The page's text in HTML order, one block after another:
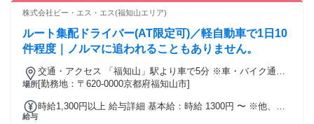
株式会社ビー・エス・エス(福知山エリア)
ルート集配ドライバー(AT限定可)／軽自動車で1日10
件程度｜ノルマに追われることもありません。
場所
交通・アクセス 「福知山」駅より車で5分 ※車・バイク通勤
OK
[勤務地：〒620-0000京都府福知山市]
給与
時給1,300円以上 給与詳細 基本給：時給 1300円 〜 ※他、交